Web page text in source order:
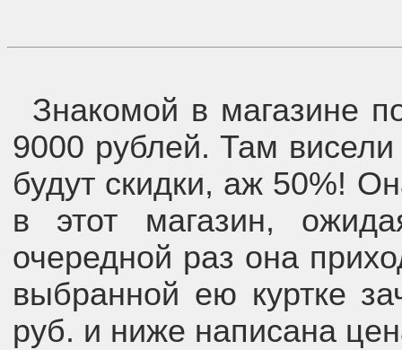
Знакомой в магазине
9000 рублей. Там
будут скидки, аж 50%!
в этот магазин,
очередной раз она
выбранной ею куртке
руб. и ниже написана